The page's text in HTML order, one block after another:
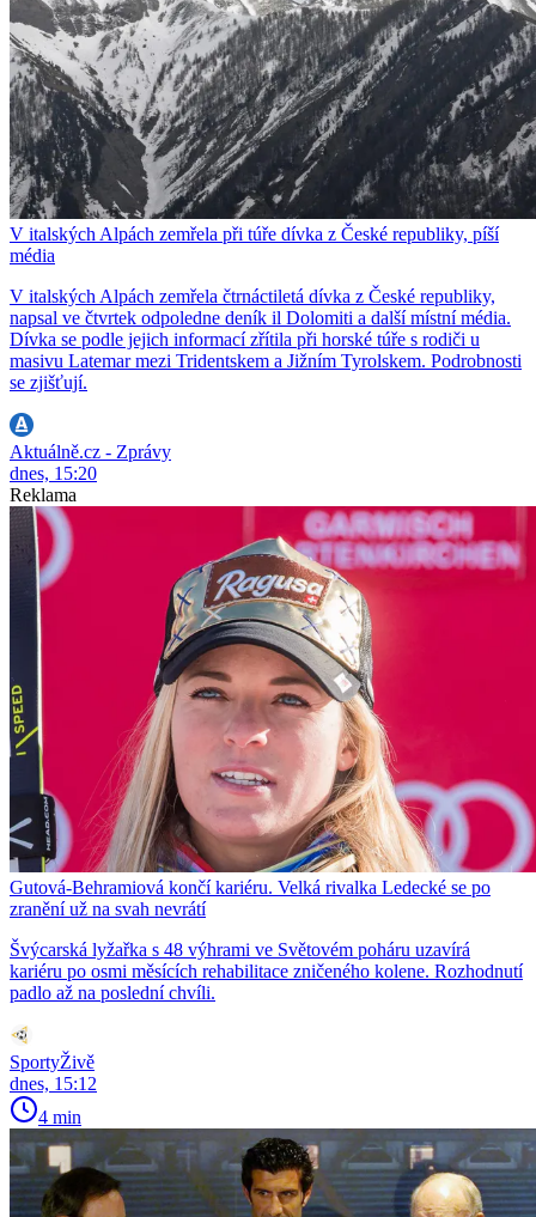
V italských Alpách zemřela při túře dívka z České republiky, píší
média
V italských Alpách zemřela čtrnáctiletá dívka z České republiky,
napsal ve čtvrtek odpoledne deník il Dolomiti a další místní média.
Dívka se podle jejich informací zřítila při horské túře s rodiči u
masivu Latemar mezi Tridentskem a Jižním Tyrolskem. Podrobnosti
se zjišťují.
Aktuálně.cz - Zprávy
dnes, 15:20
Reklama
Gutová-Behramiová končí kariéru. Velká rivalka Ledecké se po
zranění už na svah nevrátí
Švýcarská lyžařka s 48 výhrami ve Světovém poháru uzavírá
kariéru po osmi měsících rehabilitace zničeného kolene. Rozhodnutí
padlo až na poslední chvíli.
SportyŽivě
dnes, 15:12
4 min